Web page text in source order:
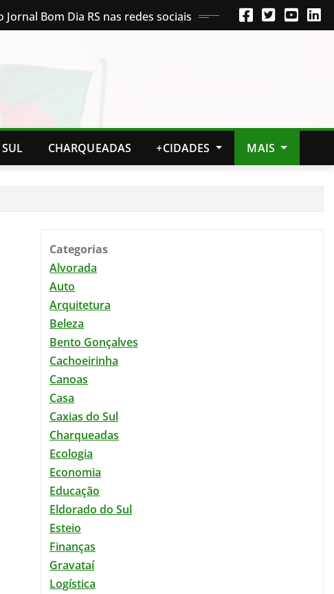
Jornal Bom Dia RS nas redes sociais
CHARQUEADAS +CIDADES MAIS
Categorias
Alvorada
Auto
Arquitetura
Beleza
Bento Gonçalves
Cachoeirinha
Canoas
Casa
Caxias do Sul
Charqueadas
Ecologia
Economia
Educação
Eldorado do Sul
Esteio
Finanças
Gravataí
Logística